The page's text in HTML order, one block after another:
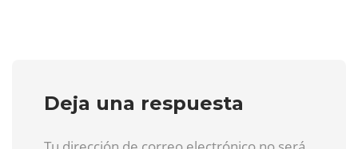
Deja una respuesta